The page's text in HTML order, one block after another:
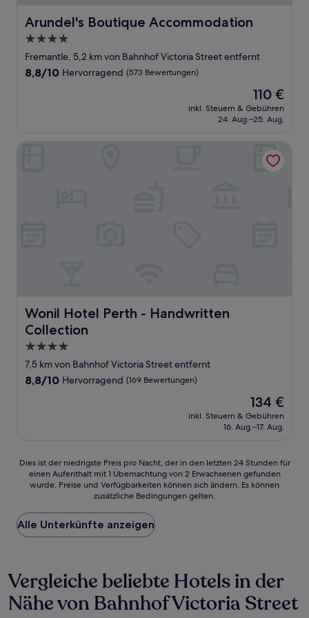
Arundel's Boutique Accommodation
Arundel's Boutique Accommodation
4.0-
Sterne-
Unterkunft
Fremantle, 5,2 km von Bahnhof Victoria Street entfernt
8.8
8,8/10 Hervorragend (573 Bewertungen)
Der
Preis
beträgt
110 €
inkl. Steuern & Gebühren
24. Aug.–25. Aug.
Wonil Hotel Perth - Handwritten
Collection
Wonil Hotel Perth - Handwritten Collection
4.0-
Sterne-
Unterkunft
7,5 km von Bahnhof Victoria Street entfernt
8.8
8,8/10 Hervorragend (169 Bewertungen)
Der
Preis
beträgt
134 €
inkl. Steuern & Gebühren
16. Aug.–17. Aug.
Dies
der
Preis
pro
Nacht,
den
letzten
24 Stunden
für
Dies ist der niedrigste Preis pro Nacht, der in den letzten 24 Stunden für
einen Aufenthalt mit 1 Übernachtung von 2 Erwachsenen gefunden
wurde. Preise und Verfügbarkeiten können sich ändern. Es können
zusätzliche Bedingungen gelten.
Alle Unterkünfte anzeigen
Vergleiche beliebte Hotels in der
Nähe von Bahnhof Victoria Street